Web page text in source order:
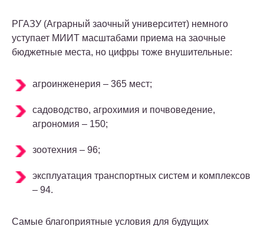
РГАЗУ (Аграрный заочный университет) немного
уступает МИИТ масштабами приема на заочные
бюджетные места, но цифры тоже внушительные:
агроинженерия – 365 мест;
садоводство, агрохимия и почвоведение,
агрономия – 150;
зоотехния – 96;
эксплуатация транспортных систем и комплексов
– 94.
Самые благоприятные условия для будущих